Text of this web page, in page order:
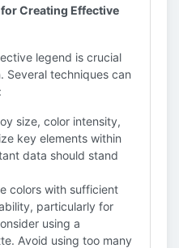
Creating Effective
legend is crucial
Several techniques can
size, color intensity,
key elements within
data should stand
colors with sufficient
particularly for
using a
Avoid using too many